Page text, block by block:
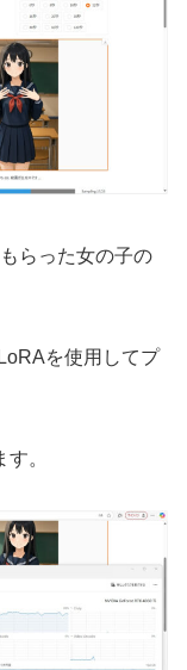
らった女の子の
を使用してプ
。